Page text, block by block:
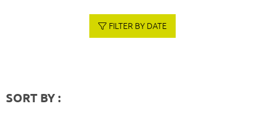
FILTER BY DATE
SORT BY :